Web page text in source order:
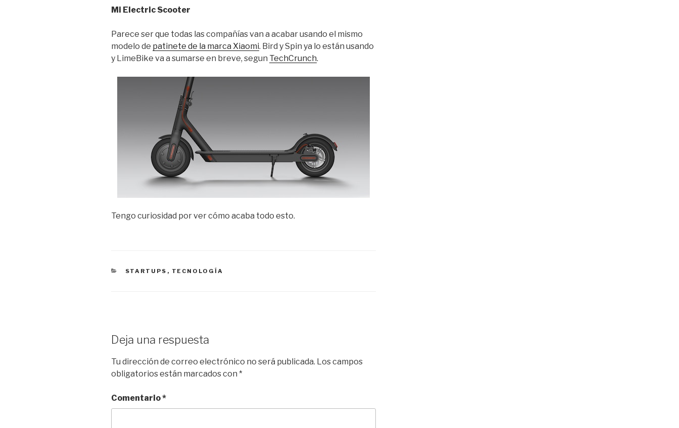
Mi Electric Scooter
Parece ser que todas las compañías van a acabar usando el mismo
modelo de patinete de la marca Xiaomi. Bird y Spin ya lo están usando
y LimeBike va a sumarse en breve, segun TechCrunch.
Tengo curiosidad por ver cómo acaba todo esto.
CATEGORÍAS
STARTUPS , TECNOLOGÍA
Deja una respuesta
Tu dirección de correo electrónico no será publicada. Los campos
obligatorios están marcados con *
Comentario*